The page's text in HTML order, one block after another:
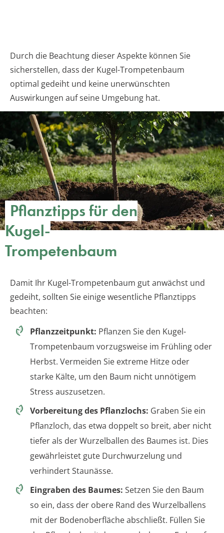
Durch die Beachtung dieser Aspekte können Sie
sicherstellen, dass der Kugel-Trompetenbaum
optimal gedeiht und keine unerwünschten
Auswirkungen auf seine Umgebung hat.
Pflanztipps für den
Kugel-
Trompetenbaum
Damit Ihr Kugel-Trompetenbaum gut anwächst und
gedeiht, sollten Sie einige wesentliche Pflanztipps
beachten:
Pflanzzeitpunkt: Pflanzen Sie den Kugel-
Trompetenbaum vorzugsweise im Frühling oder
Herbst. Vermeiden Sie extreme Hitze oder
starke Kälte, um den Baum nicht unnötigem
Stress auszusetzen.
Vorbereitung des Pflanzlochs: Graben Sie ein
Pflanzloch, das etwa doppelt so breit, aber nicht
tiefer als der Wurzelballen des Baumes ist. Dies
gewährleistet gute Durchwurzelung und
verhindert Staunässe.
Eingraben des Baumes: Setzen Sie den Baum
so ein, dass der obere Rand des Wurzelballens
mit der Bodenoberfläche abschließt. Füllen Sie